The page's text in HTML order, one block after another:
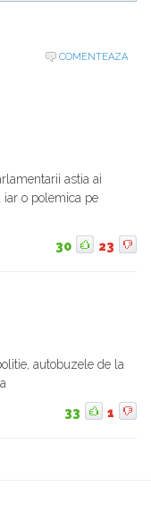
COMENTEAZA
astia ai
iar o polemica pe
30 23
autobuzele de la
33 1